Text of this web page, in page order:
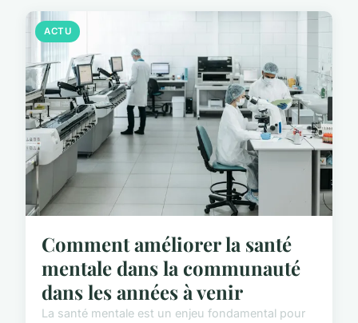
ACTU
Comment améliorer la santé
mentale dans la communauté
dans les années à venir
La santé mentale est un enjeu fondamental pour